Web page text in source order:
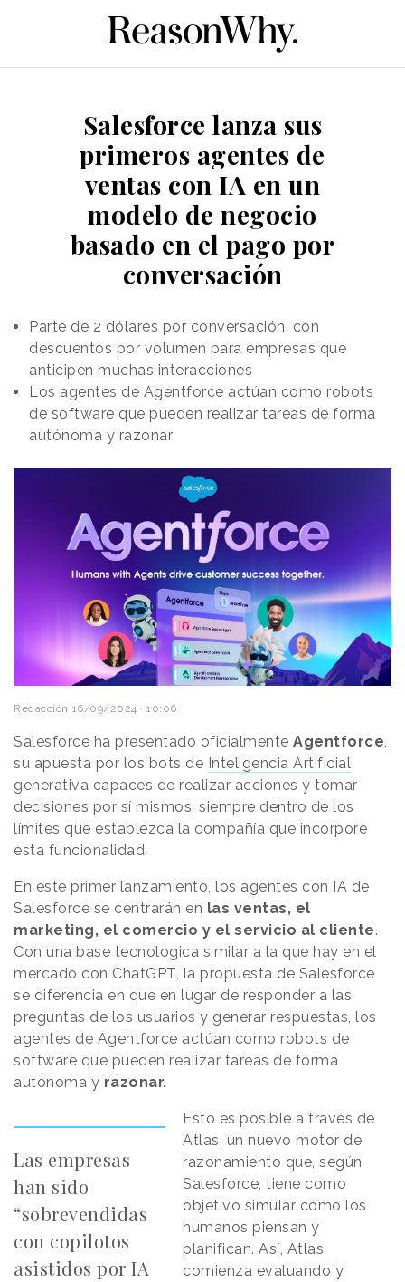
Salesforce lanza sus
primeros agentes de
ventas con IA en un
modelo de negocio
basado en el pago por
conversación
Parte de 2 dólares por conversación, con
descuentos por volumen para empresas que
anticipen muchas interacciones
Los agentes de Agentforce actúan como robots
de software que pueden realizar tareas de forma
autónoma y razonar
Redacción 16/09/2024 · 10:06
Salesforce ha presentado oficialmente Agentforce,
su apuesta por los bots de Inteligencia Artificial
generativa capaces de realizar acciones y tomar
decisiones por sí mismos, siempre dentro de los
límites que establezca la compañía que incorpore
esta funcionalidad.
En este primer lanzamiento, los agentes con IA de
Salesforce se centrarán en las ventas, el
marketing, el comercio y el servicio al cliente.
Con una base tecnológica similar a la que hay en el
mercado con ChatGPT, la propuesta de Salesforce
se diferencia en que en lugar de responder a las
preguntas de los usuarios y generar respuestas, los
agentes de Agentforce actúan como robots de
software que pueden realizar tareas de forma
autónoma y razonar.
Las empresas
han sido
“sobrevendidas
con copilotos
asistidos por IA
Esto es posible a través de
Atlas, un nuevo motor de
razonamiento que, según
Salesforce, tiene como
objetivo simular cómo los
humanos piensan y
planifican. Así, Atlas
comienza evaluando y